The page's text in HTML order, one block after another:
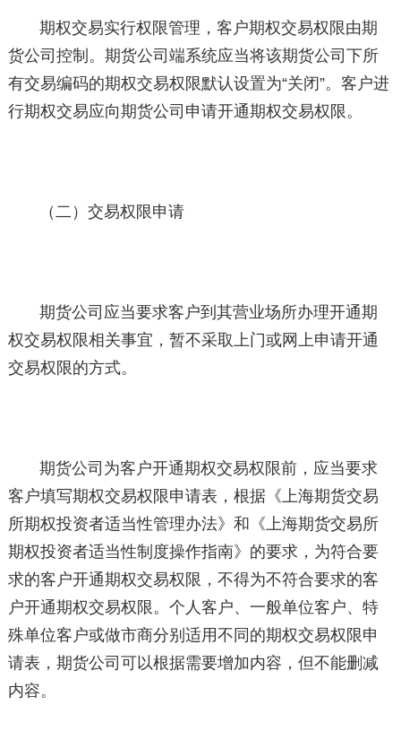
期权交易实行权限管理，客户期权交易权限由期
货公司控制。期货公司端系统应当将该期货公司下所
有交易编码的期权交易权限默认设置为“关闭”。客户进
行期权交易应向期货公司申请开通期权交易权限。
（二）交易权限申请
期货公司应当要求客户到其营业场所办理开通期
权交易权限相关事宜，暂不采取上门或网上申请开通
交易权限的方式。
期货公司为客户开通期权交易权限前，应当要求
客户填写期权交易权限申请表，根据《上海期货交易
所期权投资者适当性管理办法》和《上海期货交易所
期权投资者适当性制度操作指南》的要求，为符合要
求的客户开通期权交易权限，不得为不符合要求的客
户开通期权交易权限。个人客户、一般单位客户、特
殊单位客户或做市商分别适用不同的期权交易权限申
请表，期货公司可以根据需要增加内容，但不能删减
内容。